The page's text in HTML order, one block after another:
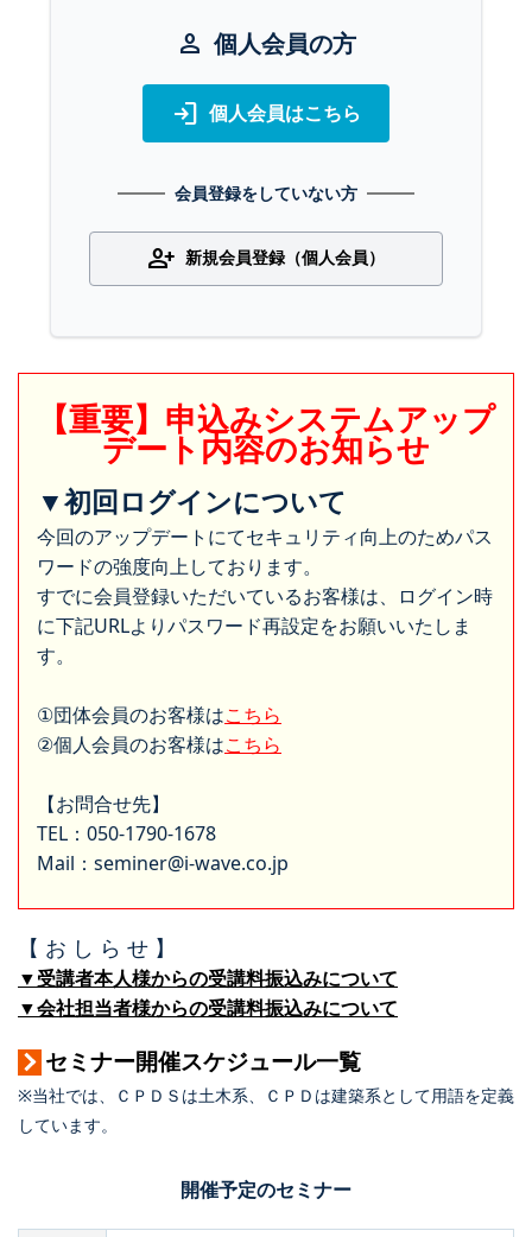
person 個人会員の方
login 個人会員はこちら
会員登録をしていない方
person_add 新規会員登録（個人会員）
【重要】申込みシステムアップ
デート内容のお知らせ
▼初回ログインについて
今回のアップデートにてセキュリティ向上のためパス
ワードの強度向上しております。
すでに会員登録いただいているお客様は、ログイン時
に下記URLよりパスワード再設定をお願いいたしま
す。
①団体会員のお客様はこちら
②個人会員のお客様はこちら
【お問合せ先】
TEL：050-1790-1678
Mail：seminer@i-wave.co.jp
【 お し ら せ 】
▼受講者本人様からの受講料振込みについて
▼会社担当者様からの受講料振込みについて
セミナー開催スケジュール一覧
※当社では、ＣＰＤＳは土木系、ＣＰＤは建築系として用語を定義
しています。
開催予定のセミナー